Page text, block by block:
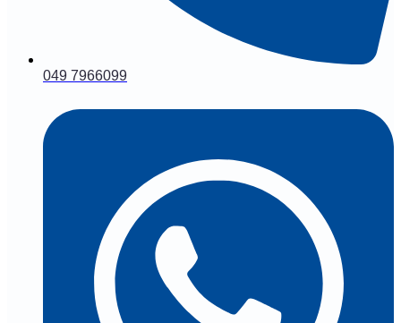
049 7966099